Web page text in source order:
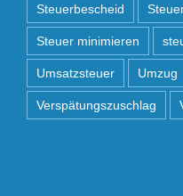
Steuerbescheid
Steuer minimieren
Umsatzsteuer Umzug
Verspätungszuschlag